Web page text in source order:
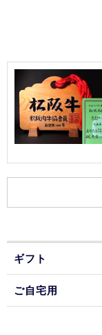
ギフト
ご自宅用